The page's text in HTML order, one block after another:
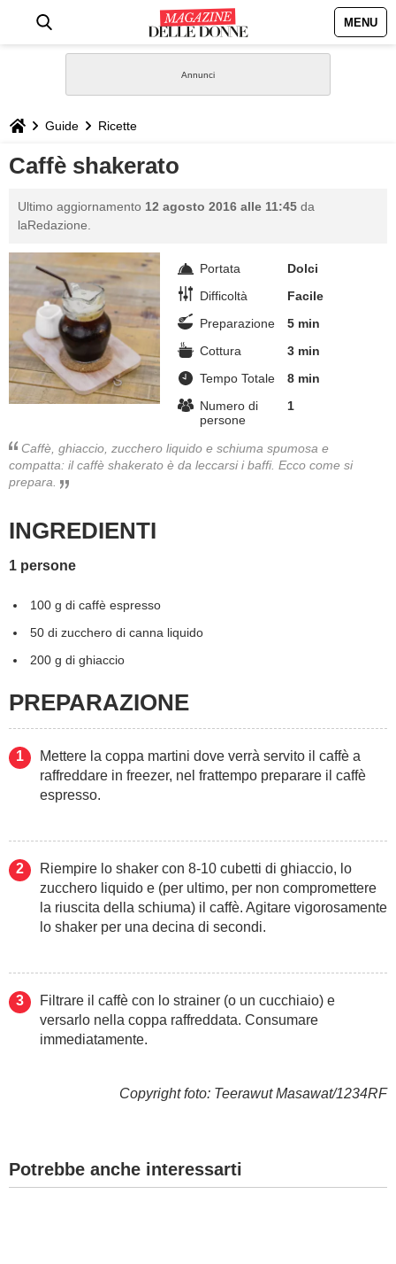
MENU
STILE
BIOGRAFIE
GASTRONOMIA
CAPELLI
SESSO
DIETA
GUIDE
FORUM
Guide Ricette
Caffè shakerato
Ultimo aggiornamento 12 agosto 2016 alle 11:45 da
laRedazione.
Portata
Dolci
Difficoltà
Facile
Preparazione
5 min
Cottura
3 min
Tempo Totale
8 min
Numero di
persone
1
Caffè, ghiaccio, zucchero liquido e schiuma spumosa e
compatta: il caffè shakerato è da leccarsi i baffi. Ecco come si
prepara.
INGREDIENTI
1 persone
100 g di caffè espresso
50 di zucchero di canna liquido
200 g di ghiaccio
PREPARAZIONE
Mettere la coppa martini dove verrà servito il caffè a
raffreddare in freezer, nel frattempo preparare il caffè
espresso.
Riempire lo shaker con 8-10 cubetti di ghiaccio, lo
zucchero liquido e (per ultimo, per non compromettere
la riuscita della schiuma) il caffè. Agitare vigorosamente
lo shaker per una decina di secondi.
Filtrare il caffè con lo strainer (o un cucchiaio) e
versarlo nella coppa raffreddata. Consumare
immediatamente.
Copyright foto: Teerawut Masawat/1234RF
Potrebbe anche interessarti